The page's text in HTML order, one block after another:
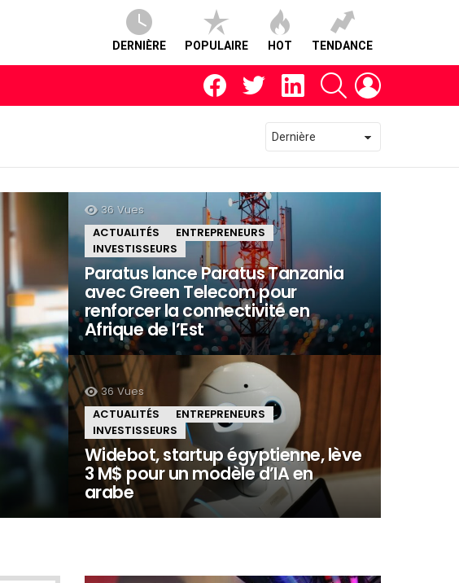
DERNIÈRE POPULAIRE HOT TENDANCE
facebooktwitter linkedin RECHERCHE
36 Vues
ACTUALITÉS
ENTREPRENEURS
INVESTISSEURS
Paratus lance Paratus Tanzania
avec Green Telecom pour
renforcer la connectivité en
Afrique de l’Est
36 Vues
ACTUALITÉS
ENTREPRENEURS
INVESTISSEURS
Widebot, startup égyptienne, lève
3 M$ pour un modèle d’IA en
arabe